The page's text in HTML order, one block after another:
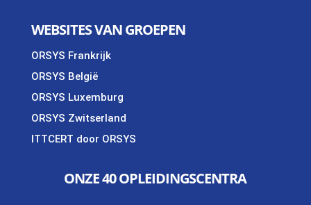
WEBSITES VAN GROEPEN
ORSYS Frankrijk
ORSYS België
ORSYS Luxemburg
ORSYS Zwitserland
ITTCERT door ORSYS
ONZE 40 OPLEIDINGSCENTRA